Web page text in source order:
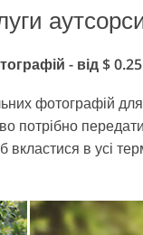
- від $
фотографій
потрібно
в усі